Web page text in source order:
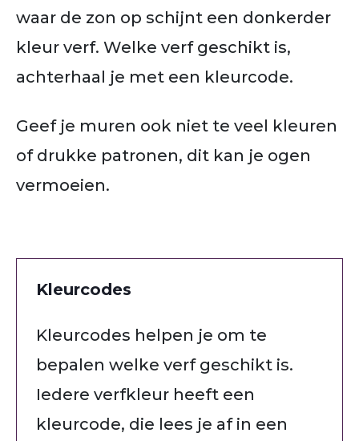
waar de zon op schijnt een donkerder
kleur verf. Welke verf geschikt is,
achterhaal je met een kleurcode.
Geef je muren ook niet te veel kleuren
of drukke patronen, dit kan je ogen
vermoeien.
Kleurcodes
Kleurcodes helpen je om te
bepalen welke verf geschikt is.
Iedere verfkleur heeft een
kleurcode, die lees je af in een